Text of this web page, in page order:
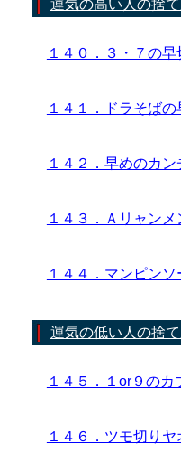
運気の高い人の捨
１４０．３・７の
１４１．ドラそば
１４２．早めのカ
１４３．Ａリャン
１４４．マンピン
運気の低い人の捨
１４５．１or９の
１４６．ツモ切り